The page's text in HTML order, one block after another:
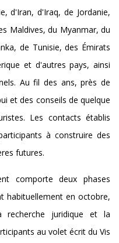
d'Iran, d'Iraq, de Jordanie,
Maldives, du Myanmar, du
de Tunisie, des Émirats
et d'autres pays, ainsi
Au fil des ans, près de
et des conseils de quelque
Les contacts établis
à construire des
futures.
comporte deux phases
habituellement en octobre,
recherche juridique et la
au volet écrit du Vis